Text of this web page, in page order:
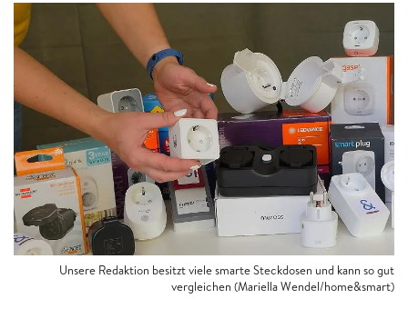
Unsere Redaktion besitzt viele smarte Steckdosen und kann so gut
vergleichen (Mariella Wendel/home&smart)